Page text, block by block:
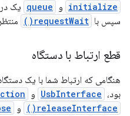
initialize و queue یک
سپس با requestWait()
قطع ارتباط با دستگاه
هنگامی که ارتباط شما با یک
بود، UsbInterface و
releaseInterface() و